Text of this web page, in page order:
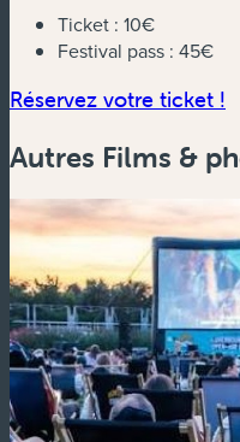
Ticket : 10€
Festival pass : 45€
Réservez votre ticket !
Autres Films &